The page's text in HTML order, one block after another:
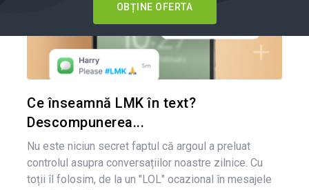
OBȚINE OFERTA
Ce înseamnă LMK în text?
Descompunerea...
Nu este niciun secret faptul că argoul a preluat
controlul asupra conversațiilor noastre zilnice. Cu
toții îl folosim, de la un "LOL" ocazional în mesajele